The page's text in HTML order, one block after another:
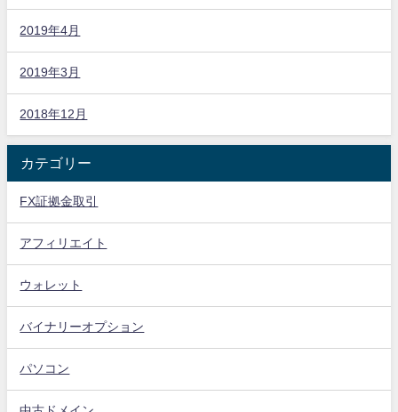
2019年4月
2019年3月
2018年12月
カテゴリー
FX証拠金取引
アフィリエイト
ウォレット
バイナリーオプション
パソコン